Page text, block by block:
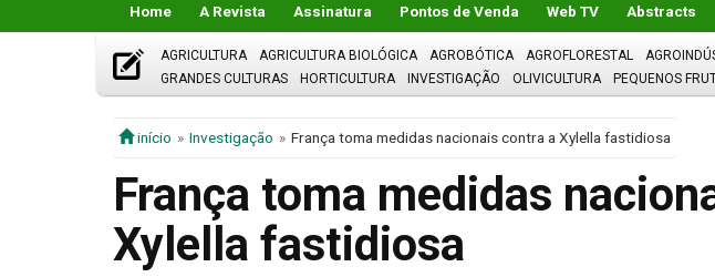
Home A Revista Assinatura Pontos de Venda Web TV Abstracts
AGRICULTURA AGRICULTURA BIOLÓGICA AGROBÓTICA AGROFLORESTAL
GRANDES CULTURAS
HORTICULTURA INVESTIGAÇÃO OLIVICULTURA PEQUENOS
início Investigação França toma medidas nacionais contra a Xylella fastidiosa
França toma medidas
Xylella fastidiosa